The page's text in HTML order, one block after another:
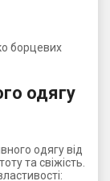
борцевих
одягу
одягу від
та свіжість.